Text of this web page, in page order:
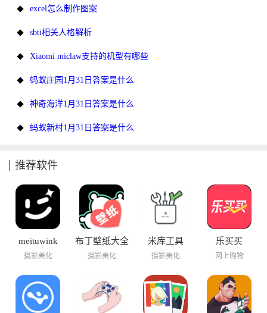
excel怎么制作图案
sbti相关人格解析
Xiaomi miclaw支持的机型有哪些
蚂蚁庄园1月31日答案是什么
神奇海洋1月31日答案是什么
蚂蚁新村1月31日答案是什么
推荐软件
meituwink
摄影美化
布丁壁纸大全
摄影美化
米库工具
摄影美化
乐买买
网上购物